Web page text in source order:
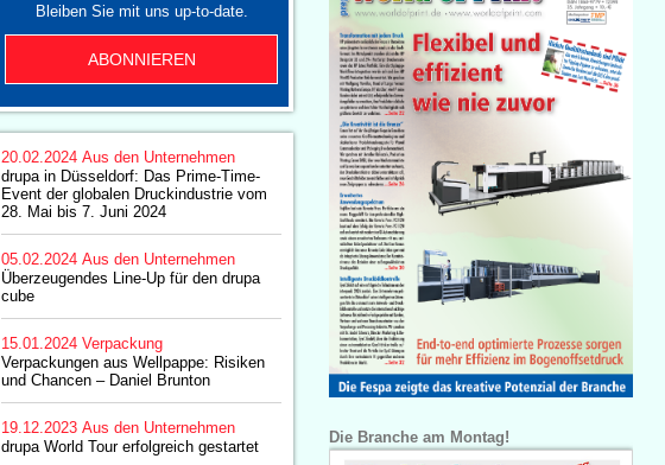
Bleiben Sie mit uns up-to-date.
ABONNIEREN
20.02.2024 Aus den Unternehmen
drupa in Düsseldorf: Das Prime-Time-
Event der globalen Druckindustrie vom
28. Mai bis 7. Juni 2024
05.02.2024 Aus den Unternehmen
Überzeugendes Line-Up für den drupa
cube
15.01.2024 Verpackung
Verpackungen aus Wellpappe: Risiken
und Chancen – Daniel Brunton
19.12.2023 Aus den Unternehmen
drupa World Tour erfolgreich gestartet
Die Branche am Montag!